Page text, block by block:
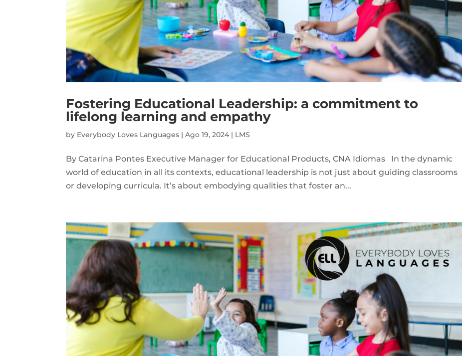
Fostering Educational Leadership: a commitment to
lifelong learning and empathy
by Everybody Loves Languages | Ago 19, 2024 | LMS
By Catarina Pontes Executive Manager for Educational Products, CNA Idiomas In the dynamic
world of education in all its contexts, educational leadership is not just about guiding classrooms
or developing curricula. It’s about embodying qualities that foster an...